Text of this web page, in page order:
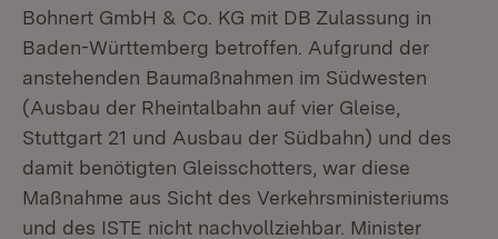
Bohnert GmbH & Co. KG mit DB Zulassung in
Baden-Württemberg betroffen. Aufgrund der
anstehenden Baumaßnahmen im Südwesten
(Ausbau der Rheintalbahn auf vier Gleise,
Stuttgart 21 und Ausbau der Südbahn) und des
damit benötigten Gleisschotters, war diese
Maßnahme aus Sicht des Verkehrsministeriums
und des ISTE nicht nachvollziehbar. Minister